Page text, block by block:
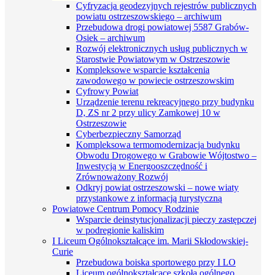
Cyfryzacja geodezyjnych rejestrów publicznych
powiatu ostrzeszowskiego – archiwum
Przebudowa drogi powiatowej 5587 Grabów-
Osiek – archiwum
Rozwój elektronicznych usług publicznych w
Starostwie Powiatowym w Ostrzeszowie
Kompleksowe wsparcie kształcenia
zawodowego w powiecie ostrzeszowskim
Cyfrowy Powiat
Urządzenie terenu rekreacyjnego przy budynku
D, ZS nr 2 przy ulicy Zamkowej 10 w
Ostrzeszowie
Cyberbezpieczny Samorząd
Kompleksowa termomodernizacja budynku
Obwodu Drogowego w Grabowie Wójtostwo –
Inwestycją w Energooszczędność i
Zrównoważony Rozwój
Odkryj powiat ostrzeszowski – nowe wiaty
przystankowe z informacją turystyczną
Powiatowe Centrum Pomocy Rodzinie
Wsparcie deinstytucjonalizacji pieczy zastępczej
w podregionie kaliskim
I Liceum Ogólnokształcące im. Marii Skłodowskiej-
Curie
Przebudowa boiska sportowego przy I LO
Liceum ogólnokształcące szkołą ogólnego